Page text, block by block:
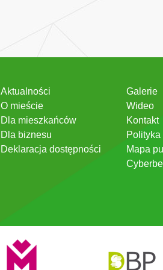
Aktualności
O mieście
Dla mieszkańców
Dla biznesu
Deklaracja dostępności
Galerie
Wideo
Kontakt
Mapa